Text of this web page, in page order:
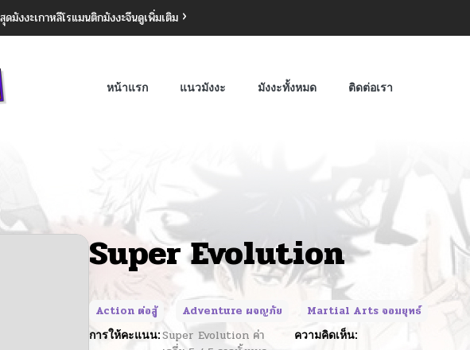
ดมังงะเกาหลีโรแมนติกมังงะจีนดูเพิ่มเติม
หน้าแรก แนวมังงะ มังงะทั้งหมด ติดต่อเรา
Super Evolution
Action ต่อสู้ Adventure ผจญภัย
Martial Arts จอมยุทธ์
การให้คะแนน:Super Evolution ค่า
ความคิดเห็น: